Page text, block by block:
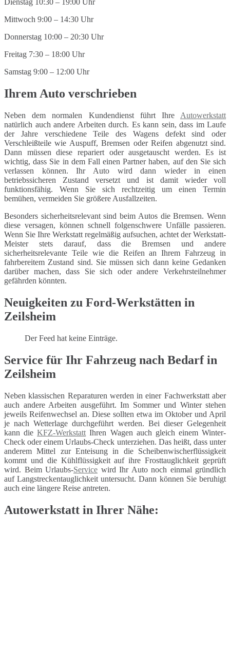
Dienstag 10:30 – 19:00 Uhr
Mittwoch 9:00 – 14:30 Uhr
Donnerstag 10:00 – 20:30 Uhr
Freitag 7:30 – 18:00 Uhr
Samstag 9:00 – 12:00 Uhr
Ihrem Auto verschrieben
Neben dem normalen Kundendienst führt Ihre Autowerkstatt
natürlich auch andere Arbeiten durch. Es kann sein, dass im Laufe
der Jahre verschiedene Teile des Wagens defekt sind oder
Verschleißteile wie Auspuff, Bremsen oder Reifen abgenutzt sind.
Dann müssen diese repariert oder ausgetauscht werden. Es ist
wichtig, dass Sie in dem Fall einen Partner haben, auf den Sie sich
verlassen können. Ihr Auto wird dann wieder in einen
betriebssicheren Zustand versetzt und ist damit wieder voll
funktionsfähig. Wenn Sie sich rechtzeitig um einen Termin
bemühen, vermeiden Sie größere Ausfallzeiten.
Besonders sicherheitsrelevant sind beim Autos die Bremsen. Wenn
diese versagen, können schnell folgenschwere Unfälle passieren.
Wenn Sie Ihre Werkstatt regelmäßig aufsuchen, achtet der Werkstatt-
Meister stets darauf, dass die Bremsen und andere
sicherheitsrelevante Teile wie die Reifen an Ihrem Fahrzeug in
fahrbereitem Zustand sind. Sie müssen sich dann keine Gedanken
darüber machen, dass Sie sich oder andere Verkehrsteilnehmer
gefährden könnten.
Neuigkeiten zu Ford-Werkstätten in
Zeilsheim
Der Feed hat keine Einträge.
Service für Ihr Fahrzeug nach Bedarf in
Zeilsheim
Neben klassischen Reparaturen werden in einer Fachwerkstatt aber
auch andere Arbeiten ausgeführt. Im Sommer und Winter stehen
jeweils Reifenwechsel an. Diese sollten etwa im Oktober und April
je nach Wetterlage durchgeführt werden. Bei dieser Gelegenheit
kann dieKFZ-Werkstatt Ihren Wagen auch gleich einem Winter-
Check oder einem Urlaubs-Check unterziehen. Das heißt, dass unter
anderem Mittel zur Enteisung in die Scheibenwischerflüssigkeit
kommt und die Kühlflüssigkeit auf ihre Frosttauglichkeit geprüft
wird. Beim Urlaubs-Service wird Ihr Auto noch einmal gründlich
auf Langstreckentauglichkeit untersucht. Dann können Sie beruhigt
auch eine längere Reise antreten.
Autowerkstatt in Ihrer Nähe: